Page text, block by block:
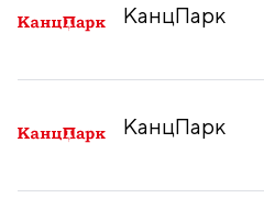
КанцПарк
КанцПарк